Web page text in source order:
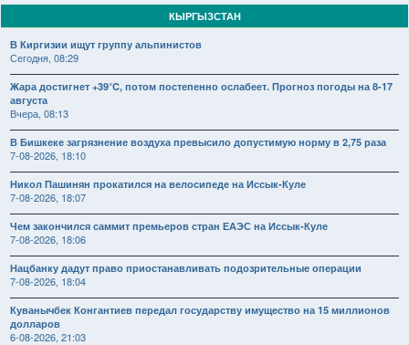
КЫРГЫЗСТАН
В Киргизии ищут группу альпинистов
Сегодня, 08:29
Жара достигнет +39°C, потом постепенно ослабеет. Прогноз погоды на 8-17
августа
Вчера, 08:13
В Бишкеке загрязнение воздуха превысило допустимую норму в 2,75 раза
7-08-2026, 18:10
Никол Пашинян прокатился на велосипеде на Иссык-Куле
7-08-2026, 18:07
Чем закончился саммит премьеров стран ЕАЭС на Иссык-Куле
7-08-2026, 18:06
Нацбанку дадут право приостанавливать подозрительные операции
7-08-2026, 18:04
Куванычбек Конгантиев передал государству имущество на 15 миллионов
долларов
6-08-2026, 21:03